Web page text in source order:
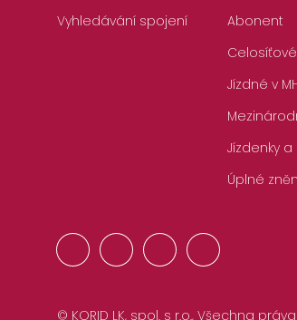
Vyhledávání spojení
Abonent
Jízdné v
Jízdenky
Úplné
© KORID LK, spol. s r.o., Všechna